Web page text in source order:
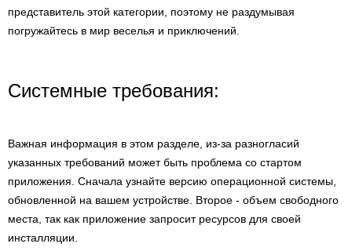
представитель этой категории, поэтому не раздумывая
погружайтесь в мир веселья и приключений.
Системные требования:
Важная информация в этом разделе, из-за разногласий
указанных требований может быть проблема со стартом
приложения. Сначала узнайте версию операционной системы,
обновленной на вашем устройстве. Второе - объем свободного
места, так как приложение запросит ресурсов для своей
инсталляции.